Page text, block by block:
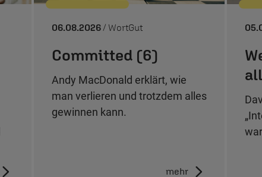
06.08.2026 / WortGut
Committed (6)
Andy MacDonald erklärt, wie
man verlieren und trotzdem alles
gewinnen kann.
mehr